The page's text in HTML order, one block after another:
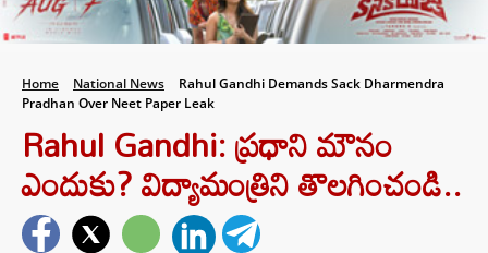
Home National News
Rahul Gandhi Demands Sack Dharmendra
Pradhan Over Neet Paper Leak
Rahul Gandhi: ప్రధాని మౌనం
ఎందుకు? విద్యామంత్రిని తొలగించండి..